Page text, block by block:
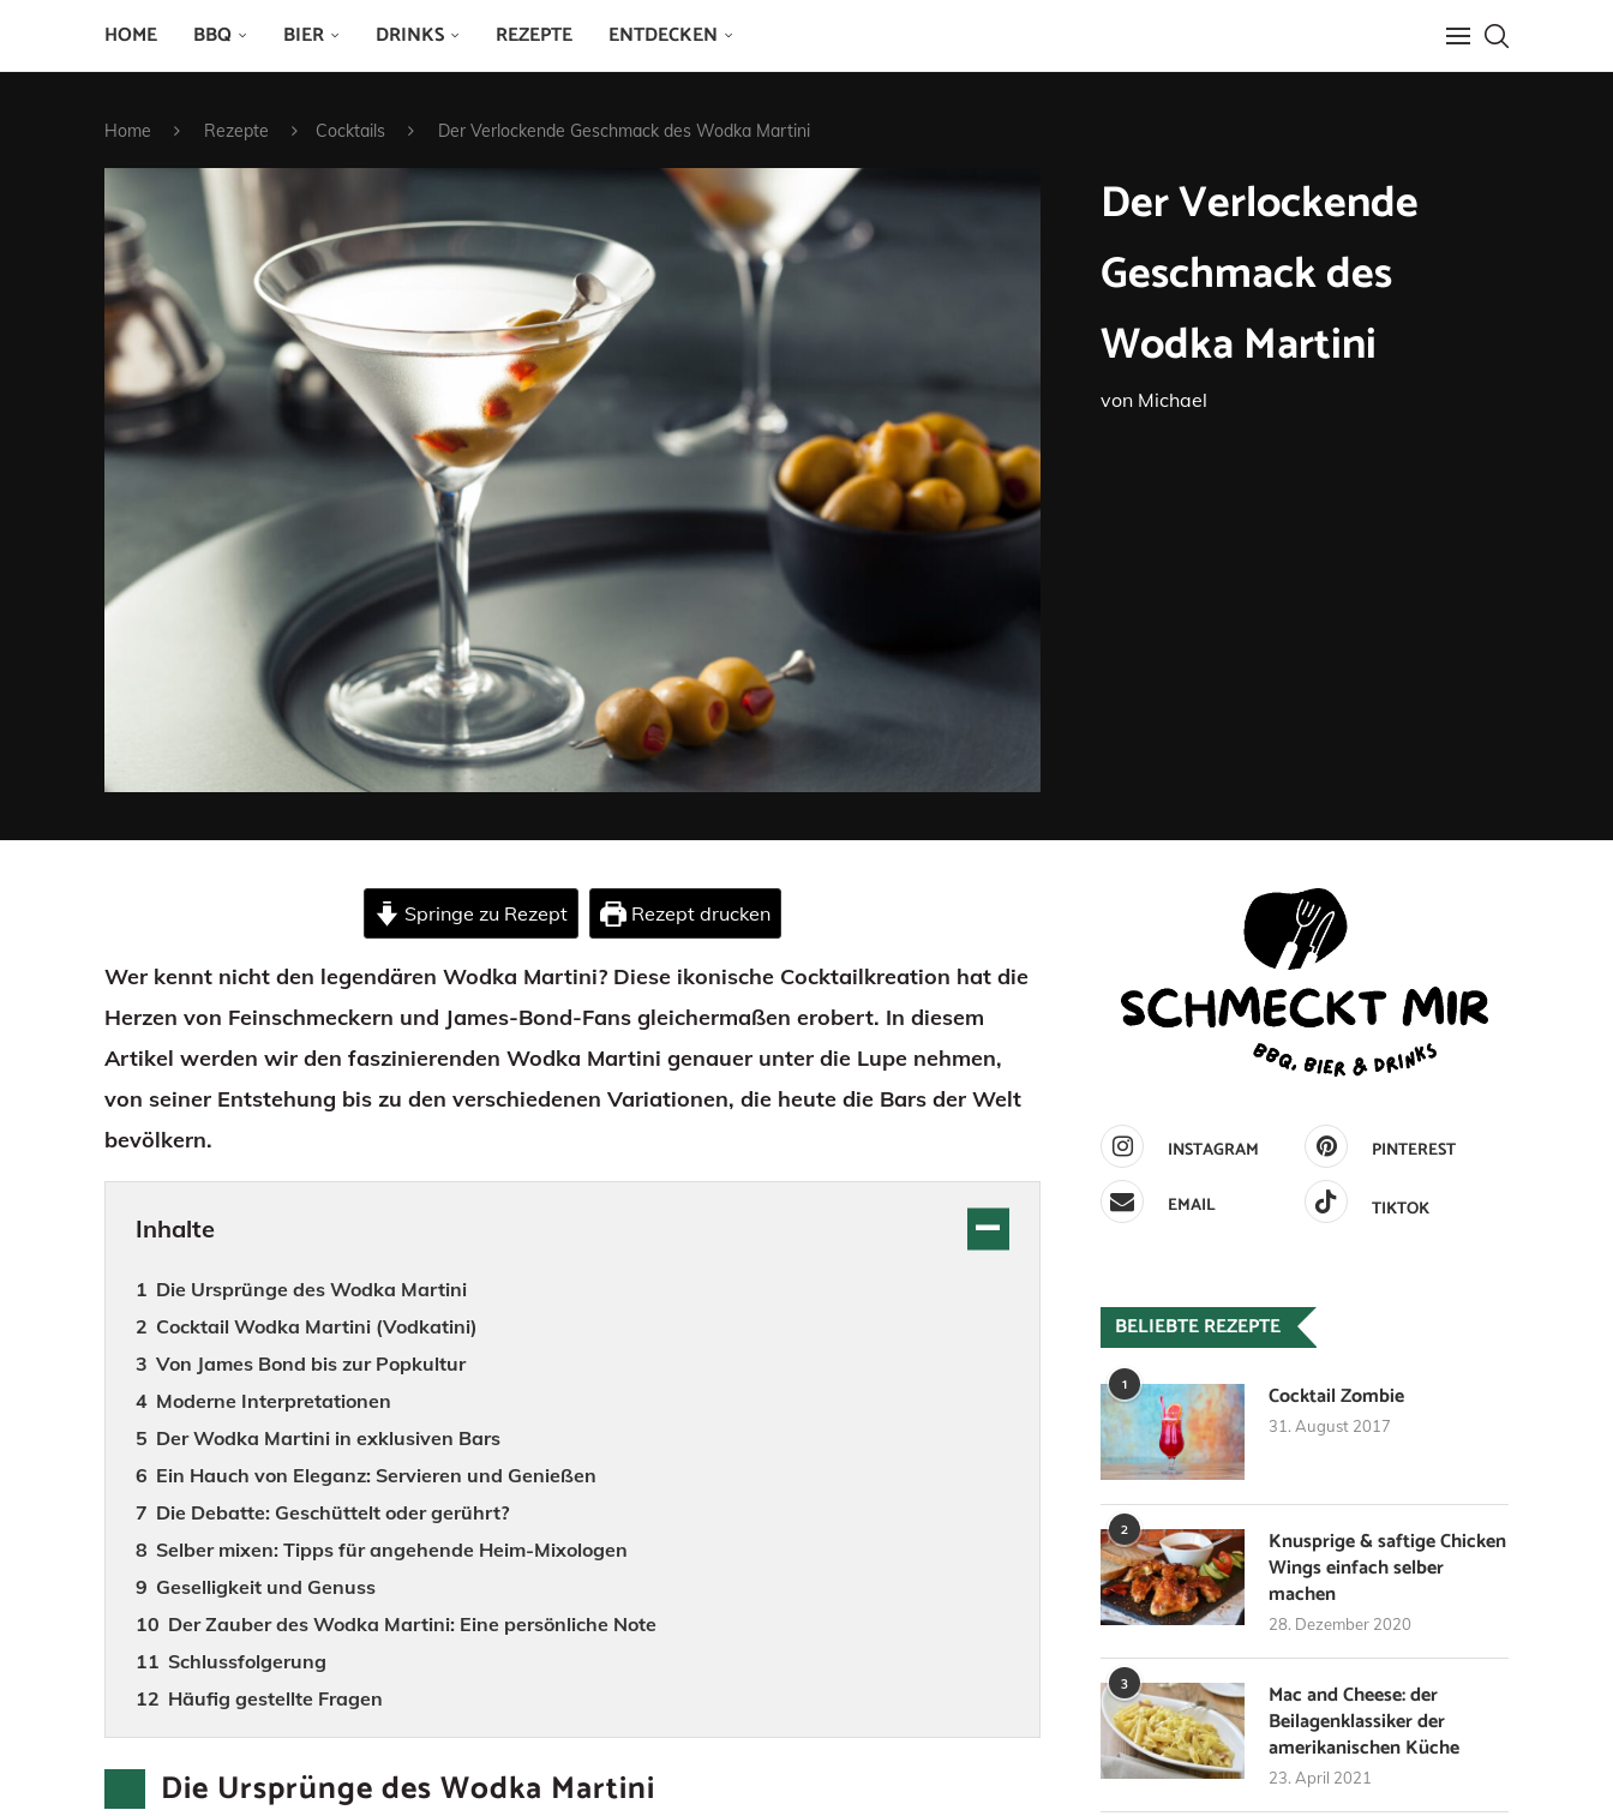
HOME BBQ BIER DRINKS REZEPTE ENTDECKEN
Home Rezepte Cocktails Der Verlockende Geschmack des Wodka Martini
Der Verlockende
Geschmack des
Wodka Martini
von Michael
Springe zu Rezept Rezept drucken
Wer kennt nicht den legendären Wodka Martini? Diese ikonische Cocktailkreation hat die
Herzen von Feinschmeckern und James-Bond-Fans gleichermaßen erobert. In diesem
Artikel werden wir den faszinierenden Wodka Martini genauer unter die Lupe nehmen,
von seiner Entstehung bis zu den verschiedenen Variationen, die heute die Bars der Welt
bevölkern.
Inhalte
Die Ursprünge des Wodka Martini
Cocktail Wodka Martini (Vodkatini)
Von James Bond bis zur Popkultur
Moderne Interpretationen
Der Wodka Martini in exklusiven Bars
Ein Hauch von Eleganz: Servieren und Genießen
Die Debatte: Geschüttelt oder gerührt?
Selber mixen: Tipps für angehende Heim-Mixologen
Geselligkeit und Genuss
Der Zauber des Wodka Martini: Eine persönliche Note
Schlussfolgerung
Häufig gestellte Fragen
Die Ursprünge des Wodka Martini
INSTAGRAM
PINTEREST
EMAIL
TIKTOK
BELIEBTE REZEPTE
1 Cocktail Zombie
31. August 2017
2
Knusprige & saftige Chicken
Wings einfach selber
machen
28. Dezember 2020
3
Mac and Cheese: der
Beilagenklassiker der
amerikanischen Küche
23. April 2021